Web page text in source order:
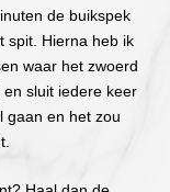
de buikspek
spit. Hierna heb ik
waar het zwoerd
sluit iedere keer
gaan en het zou